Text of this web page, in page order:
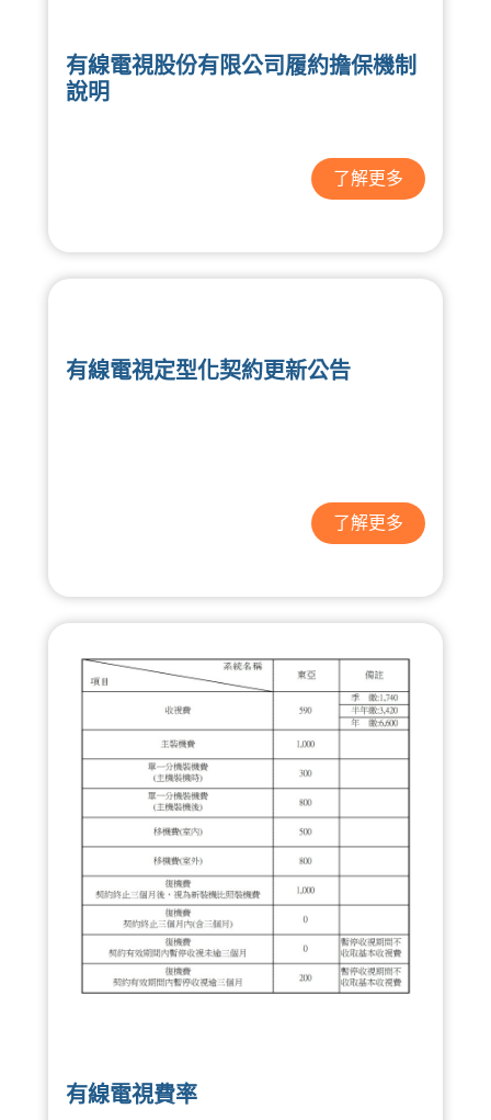
有線電視股份有限公司履約擔保機制
說明
了解更多
有線電視定型化契約更新公告
了解更多
有線電視費率